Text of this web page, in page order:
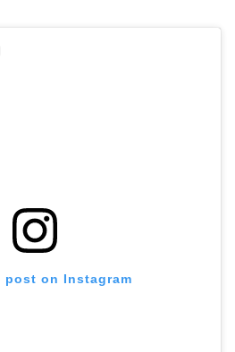
post on Instagram